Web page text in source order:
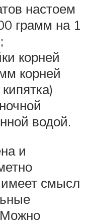
настоем
грамм на 1
корней
корней
водой.
и
смысл
Можно